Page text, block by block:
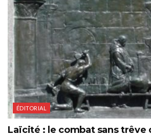
ÉDITORIAL
Laïcité : le combat sans trêve